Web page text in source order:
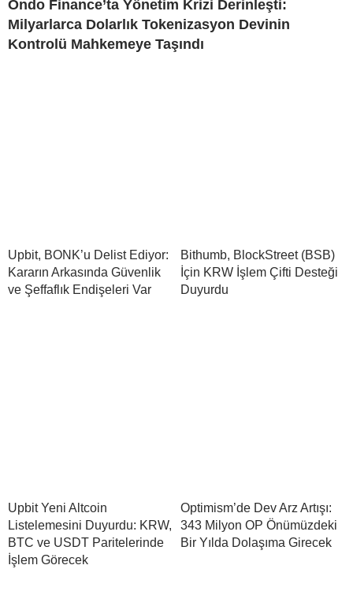
Ondo Finance’ta Yönetim Krizi Derinleşti:
Milyarlarca Dolarlık Tokenizasyon Devinin
Kontrolü Mahkemeye Taşındı
Upbit, BONK’u Delist Ediyor:
Kararın Arkasında Güvenlik
ve Şeffaflık Endişeleri Var
Bithumb, BlockStreet (BSB)
İçin KRW İşlem Çifti Desteği
Duyurdu
Upbit Yeni Altcoin
Listelemesini Duyurdu: KRW,
BTC ve USDT Paritelerinde
İşlem Görecek
Optimism’de Dev Arz Artışı:
343 Milyon OP Önümüzdeki
Bir Yılda Dolaşıma Girecek